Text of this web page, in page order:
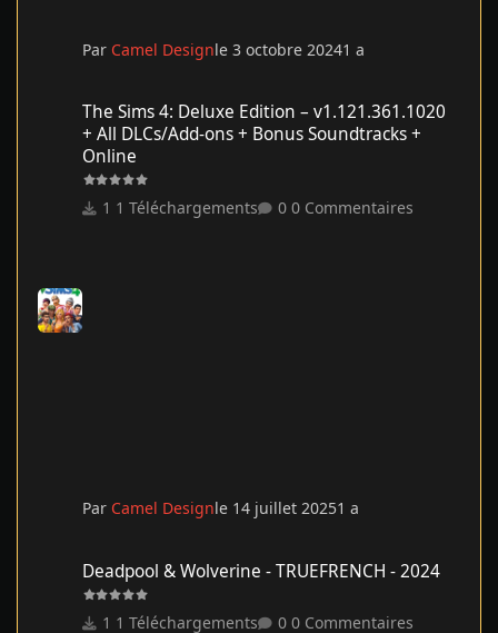
Par Camel Designle 3 octobre 20241 a
The Sims 4: Deluxe Edition – v1.121.361.1020
+ All DLCs/Add-ons + Bonus Soundtracks +
Online
1 Téléchargements 0 Commentaires
Par Camel Designle 14 juillet 20251 a
Deadpool & Wolverine - TRUEFRENCH - 2024
1 Téléchargements 0 Commentaires